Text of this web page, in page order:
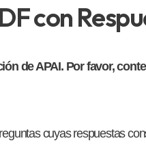
con
de APAI. Por favor,
cuyas respuestas